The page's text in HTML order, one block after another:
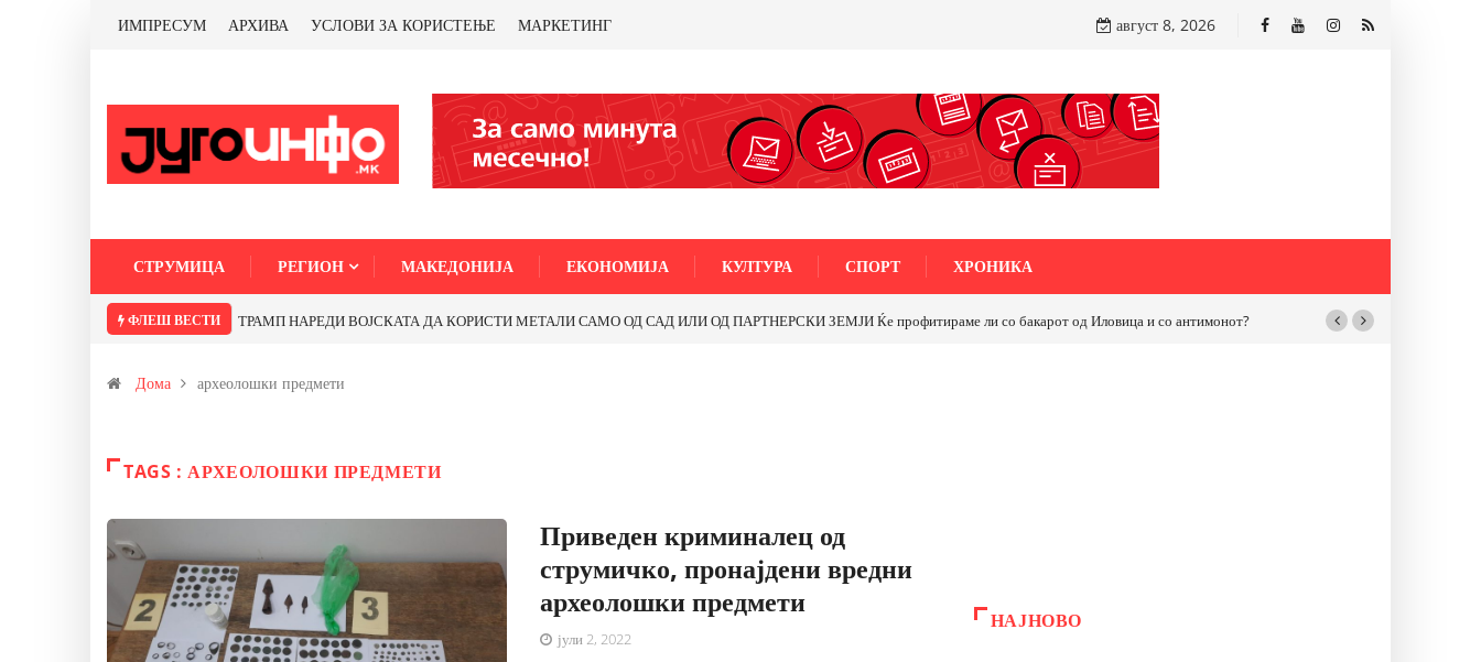
ИМПРЕСУМ АРХИВА УСЛОВИ ЗА КОРИСТЕЊЕ МАРКЕТИНГ август 8, 2026
СТРУМИЦА РЕГИОН МАКЕДОНИЈА ЕКОНОМИЈА КУЛТУРА СПОРТ ХРОНИКА
ФЛЕШ ВЕСТИ ТРАМП НАРЕДИ ВОЈСКАТА ДА КОРИСТИ МЕТАЛИ САМО ОД САД ИЛИ ОД ПАРТНЕРСКИ ЗЕМЈИ Ќе профитираме ли со бакарот од Иловица и со антимонот?
Дома археолошки предмети
TAGS : АРХЕОЛОШКИ ПРЕДМЕТИ
Приведен криминалец од
струмичко, пронајдени вредни
археолошки предмети
јули 2, 2022
НАЈНОВО